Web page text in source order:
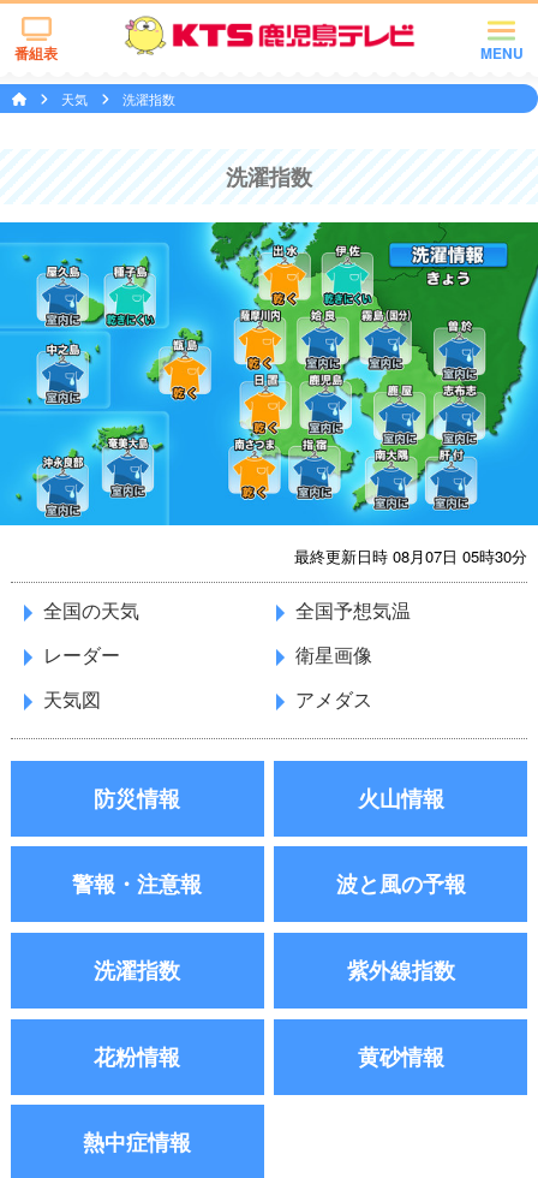
MENU
番組表
天気 洗濯指数
洗濯指数
最終更新日時 08月07日 05時30分
全国の天気
全国予想気温
レーダー
衛星画像
天気図
アメダス
防災情報 火山情報
警報・注意報 波と風の予報
洗濯指数 紫外線指数
花粉情報 黄砂情報
熱中症情報